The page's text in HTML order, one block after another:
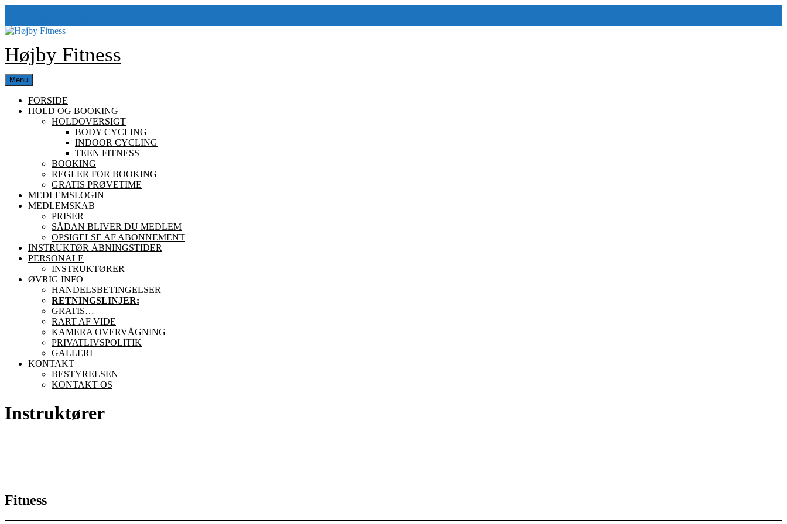
content
Højby Fitness
Menu
FORSIDE
HOLD OG BOOKING
HOLDOVERSIGT
BODY CYCLING
INDOOR CYCLING
TEEN FITNESS
BOOKING
REGLER FOR BOOKING
GRATIS PRØVETIME
MEDLEMSLOGIN
MEDLEMSKAB
PRISER
SÅDAN BLIVER DU MEDLEM
OPSIGELSE AF ABONNEMENT
INSTRUKTØR ÅBNINGSTIDER
PERSONALE
INSTRUKTØRER
ØVRIG INFO
HANDELSBETINGELSER
RETNINGSLINJER:
GRATIS…
RART AF VIDE
KAMERA OVERVÅGNING
PRIVATLIVSPOLITIK
GALLERI
KONTAKT
BESTYRELSEN
KONTAKT OS
Instruktører
Fitness